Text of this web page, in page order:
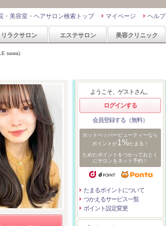
ヘルプ
マイページ
・美容室・ヘアサロン検索トップ
リラクサロン エステサロン 美容クリニック
sawa)
ようこそ、ゲストさん。
ログインする
会員登録する（無料）
ホットペッパービューティーなら
ポイントが1%たまる！
ためたポイントをつかっておとく
にサロンをネット予約！
たまるポイントについて
つかえるサービス一覧
ポイント設定変更